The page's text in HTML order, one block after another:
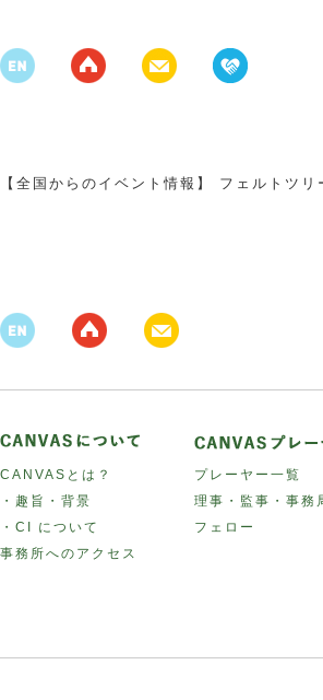
【全国からのイベント情報】 フェルトツ
CANVASとは？
・趣旨・背景
・CI について
事務所へのアクセス
プレーヤー一覧
理事・監事・事務
フェロー